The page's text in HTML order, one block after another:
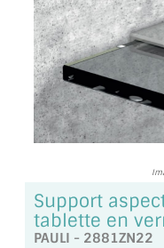
SUIVI DE DEVIS
SUIVI DE
TOUS LES TARIFS
GUIDE : CHOIX
INSPIRATIONS ET
AMBIANCE
Support
tablette en
PAULI - 2881ZN22